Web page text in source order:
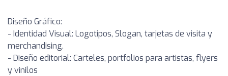
Diseño Gráfico:
- Identidad Visual: Logotipos, Slogan, tarjetas de visita y
merchandising.
- Diseño editorial: Carteles, portfolios para artistas, flyers
y vinilos